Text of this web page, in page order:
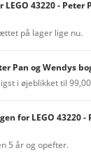
43220 - Peter
på lager lige nu.
Pan og Wendys
i øjeblikket til
for LEGO 43220 -
5 år og opefter.